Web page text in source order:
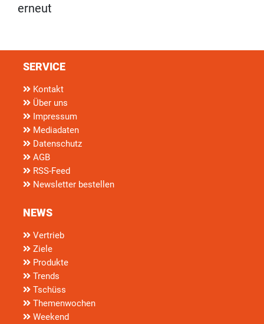
erneut
SERVICE
Kontakt
Über uns
Impressum
Mediadaten
Datenschutz
AGB
RSS-Feed
Newsletter bestellen
NEWS
Vertrieb
Ziele
Produkte
Trends
Tschüss
Themenwochen
Weekend